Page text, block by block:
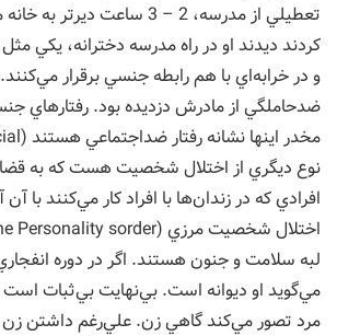
تعطيلي از مدرسه، 2 – 3 ساعت
‌كردند ديدند او در راه مدرسه دخترانه، يكي
و در خرابه‌اي با هم رابطه جنسي برقرار
ضدحاملگي از مادرش دزديده بود. رفتارهاي
مخدر اينها نشانه رفتار ضداجتماعي هستند (anti social).
نوع ديگري از اختلال شخصيت هست كه به
افرادي كه در زندان‌ها با افراد كار مي‌كنند با
لبه سلامت و جنون هستند. اگر در دوره انفجاري
مي‌گويد او ديوانه است. بي‌نهايت بي‌ثبات
مرد تصور مي‌كند گاهي زن. علي‌‌رغم داشتن